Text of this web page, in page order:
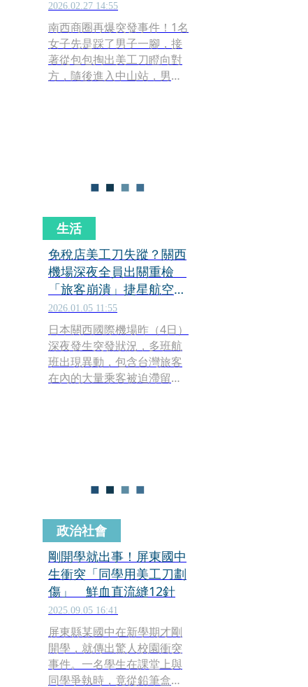
2026.02.27 14:55
南西商圈再爆突發事件！1名
女子先是踩了男子一腳，接
著從包包掏出美工刀瞪向對
方，隨後進入中山站，男子
生活
免稅店美工刀失蹤？關西
機場深夜全員出關重檢
「旅客崩潰」捷星航空替
代方案曝
2026.01.05 11:55
日本關西國際機場昨（4日）
深夜發生突發狀況，多班航
班出現異動，包含台灣旅客
在內的大量乘客被迫滯留機
政治社會
剛開學就出事！屏東國中
生衝突「同學用美工刀劃
傷」 鮮血直流縫12針
2025.09.05 16:41
屏東縣某國中在新學期才剛
開學，就傳出驚人校園衝突
事件。一名學生在課堂上與
同學爭執時，竟從鉛筆盒中